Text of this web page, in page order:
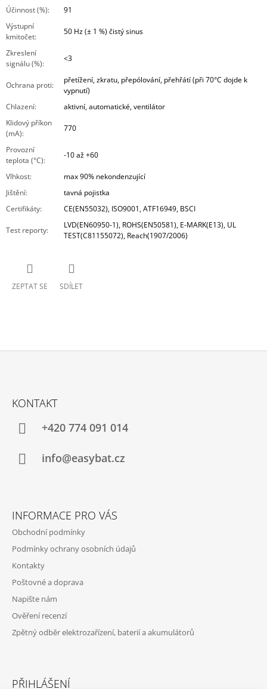
Účinnost (%):
91
Výstupní
kmitočet:
50 Hz (± 1 %) čistý sinus
Zkreslení
signálu (%):
<3
Ochrana proti:
přetížení, zkratu, přepólování, přehřátí (při 70°C dojde k
vypnutí)
Chlazení:
aktivní, automatické, ventilátor
Klidový příkon
(mA):
770
Provozní
teplota (°C):
-10 až +60
Vlhkost:
max 90% nekondenzující
Jištění:
tavná pojistka
Certifikáty: CE(EN55032), ISO9001, ATF16949, BSCI
Test reporty:
LVD(EN60950-1), ROHS(EN50581), E-MARK(E13), UL
TEST(C81155072), Reach(1907/2006)
ZEPTAT SE SDÍLET
KONTAKT
+420 774 091 014
info@easybat.cz
INFORMACE PRO VÁS
Obchodní podmínky
Podmínky ochrany osobních údajů
Kontakty
Poštovné a doprava
Napište nám
Ověření recenzí
Zpětný odběr elektrozařízení, baterií a akumulátorů
PŘIHLÁŠENÍ